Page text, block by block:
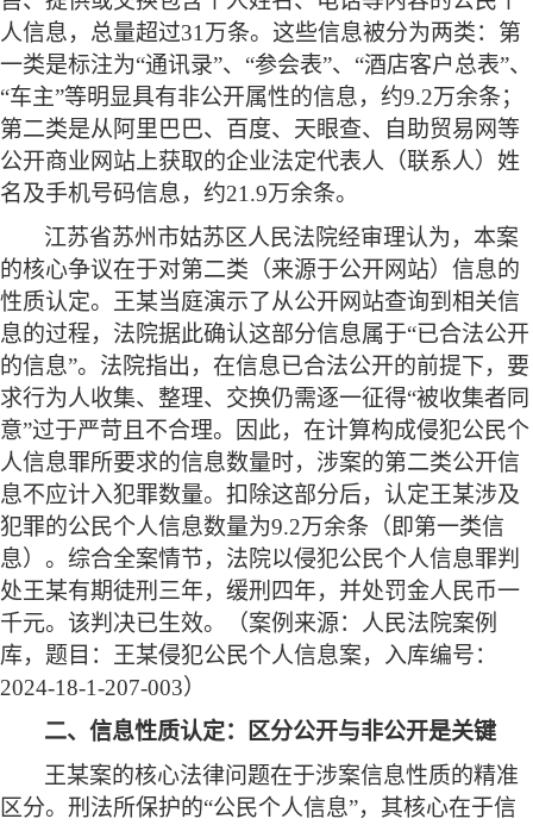
人信息，总量超过31万条。这些信息被分为两类：第
一类是标注为“通讯录”、“参会表”、“酒店客户总表”、
“车主”等明显具有非公开属性的信息，约9.2万余条；
第二类是从阿里巴巴、百度、天眼查、自助贸易网等
公开商业网站上获取的企业法定代表人（联系人）姓
名及手机号码信息，约21.9万余条。
江苏省苏州市姑苏区人民法院经审理认为，本案
的核心争议在于对第二类（来源于公开网站）信息的
性质认定。王某当庭演示了从公开网站查询到相关信
息的过程，法院据此确认这部分信息属于“已合法公开
的信息”。法院指出，在信息已合法公开的前提下，要
求行为人收集、整理、交换仍需逐一征得“被收集者同
意”过于严苛且不合理。因此，在计算构成侵犯公民个
人信息罪所要求的信息数量时，涉案的第二类公开信
息不应计入犯罪数量。扣除这部分后，认定王某涉及
犯罪的公民个人信息数量为9.2万余条（即第一类信
息）。综合全案情节，法院以侵犯公民个人信息罪判
处王某有期徒刑三年，缓刑四年，并处罚金人民币一
千元。该判决已生效。（案例来源：人民法院案例
库，题目：王某侵犯公民个人信息案，入库编号：
2024-18-1-207-003）
二、信息性质认定：区分公开与非公开是关键
王某案的核心法律问题在于涉案信息性质的精准
区分。刑法所保护的“公民个人信息”，其核心在于信